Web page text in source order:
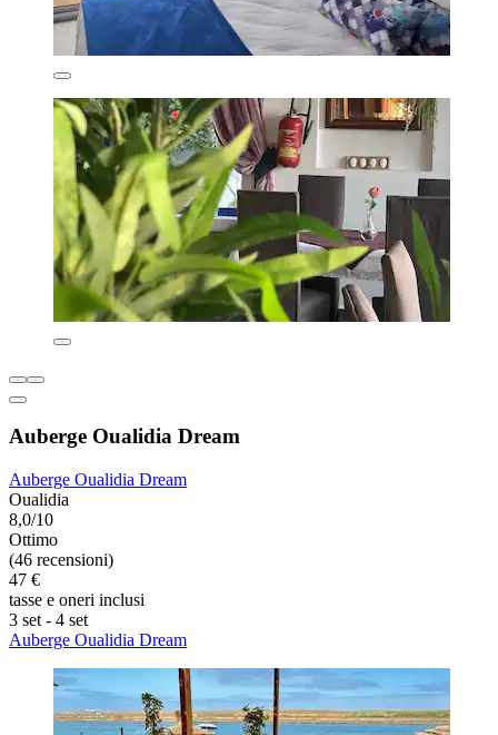
Auberge Oualidia Dream
Auberge Oualidia Dream
Oualidia
8,0/10
Ottimo
(46 recensioni)
47 €
tasse e oneri inclusi
3 set - 4 set
Auberge Oualidia Dream